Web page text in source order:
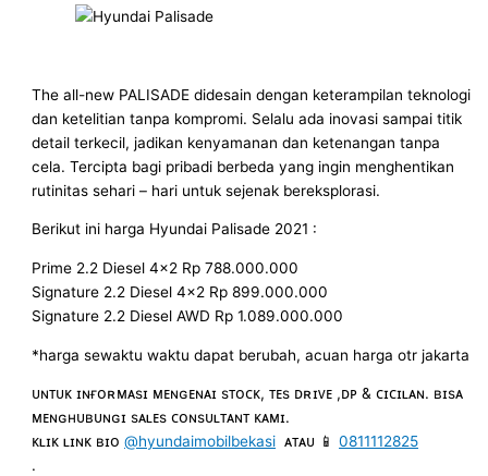
The all-new PALISADE didesain dengan keterampilan teknologi
dan ketelitian tanpa kompromi. Selalu ada inovasi sampai titik
detail terkecil, jadikan kenyamanan dan ketenangan tanpa
cela. Tercipta bagi pribadi berbeda yang ingin menghentikan
rutinitas sehari – hari untuk sejenak bereksplorasi.
Berikut ini harga Hyundai Palisade 2021 :
Prime 2.2 Diesel 4×2 Rp 788.000.000
Signature 2.2 Diesel 4×2 Rp 899.000.000
Signature 2.2 Diesel AWD Rp 1.089.000.000
*harga sewaktu waktu dapat berubah, acuan harga otr jakarta
ᴜɴᴛᴜᴋ ɪɴғᴏʀᴍᴀsɪ ᴍᴇɴɢᴇɴᴀɪ sᴛᴏᴄᴋ, ᴛᴇs ᴅʀɪᴠᴇ ,ᴅᴘ & ᴄɪᴄɪʟᴀɴ. ʙɪsᴀ
ᴍᴇɴɢʜᴜʙᴜɴɢɪ sᴀʟᴇs ᴄᴏɴsᴜʟᴛᴀɴᴛ ᴋᴀᴍɪ.
ᴋʟɪᴋ ʟɪɴᴋ ʙɪᴏ@hyundaimobilbekasi ᴀᴛᴀᴜ 📱0811112825
.